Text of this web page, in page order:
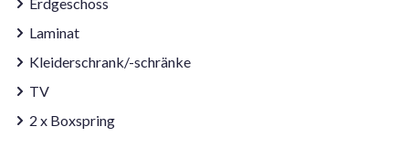
Laminat
Kleiderschrank/-schränke
TV
2 x Boxspring